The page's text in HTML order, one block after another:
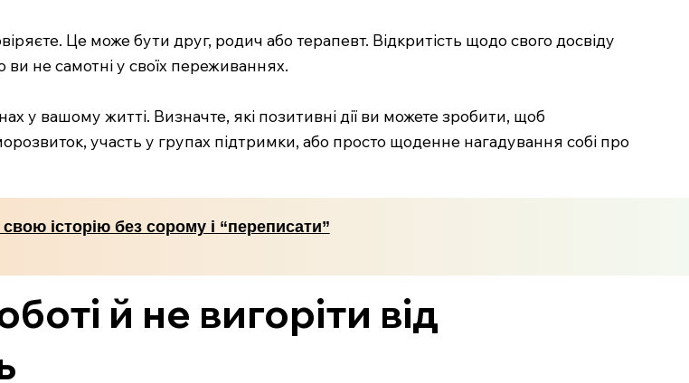
Це може бути друг, родич або терапевт. Відкритість щодо свого досвіду
не самотні у своїх переживаннях.
у вашому житті. Визначте, які позитивні дії ви можете зробити, щоб
участь у групах підтримки, або просто щоденне нагадування собі про
історію без сорому і “переписати”
й не вигоріти від